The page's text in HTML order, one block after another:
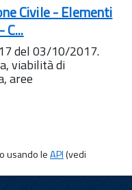
Civile - Elementi
del 03/10/2017.
viabilità di
aree
usando leAPI(vedi